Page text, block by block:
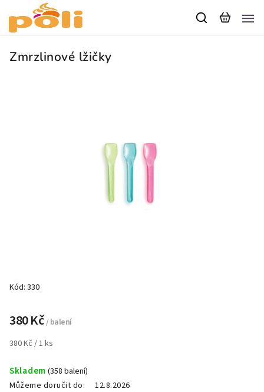
Zmrzlinové lžičky
Kód: 330
380 Kč/ balení
380 Kč / 1 ks
Skladem (358 balení)
Můžeme doručit do:
12.8.2026